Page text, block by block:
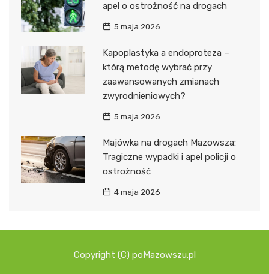
apel o ostrożność na drogach
5 maja 2026
Kapoplastyka a endoproteza –
którą metodę wybrać przy
zaawansowanych zmianach
zwyrodnieniowych?
5 maja 2026
Majówka na drogach Mazowsza:
Tragiczne wypadki i apel policji o
ostrożność
4 maja 2026
Copyright (C) poMazowszu.pl